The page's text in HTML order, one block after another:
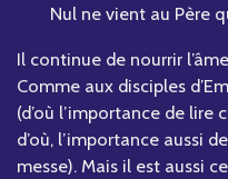
Nul ne vient au Père
Il continue de nourrir
Comme aux disciples
(d’où l’importance de
d’où, l’importance aussi
messe). Mais il est aussi